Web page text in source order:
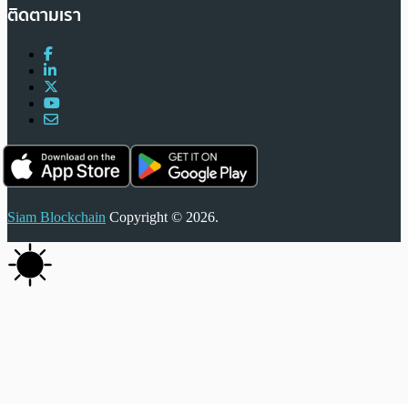
ติดตามเรา
Siam Blockchain Copyright © 2026.